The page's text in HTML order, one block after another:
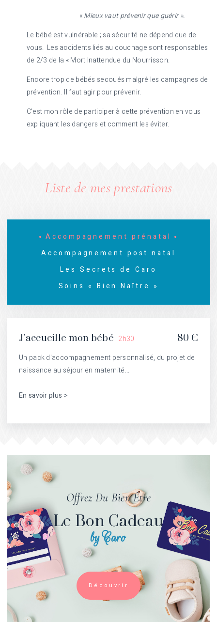
«Mieux vaut prévenir que guérir ».
Le bébé est vulnérable ; sa sécurité ne dépend que de
vous. Les accidents liés au couchage sont responsables
de 2/3 de la « Mort Inattendue du Nourrisson.
Encore trop de bébés secoués malgré les campagnes de
prévention. Il faut agir pour prévenir.
C’est mon rôle de participer à cette prévention en vous
expliquant les dangers et comment les éviter.
Liste de mes prestations
Accompagnement prénatal
Accompagnement post natal
Les Secrets de Caro
Soins « Bien Naître »
J’accueille mon bébé 2h30 80 €
Un pack d'accompagnement personnalisé, du projet de
naissance au séjour en maternité...
En savoir plus >
Offrez Du Bien Être
Le Bon Cadeau
by Caro
Découvrir